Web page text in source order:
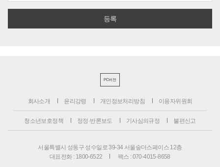
PC버전
회사소개 윤리강령 개인정보처리방침 이용자위원회
청소년보호정책 정정·반론보도 기사심의규정 불편신고
서울특별시 성동구 성수일로 39-34 서울숲더스페이스 12층
대표전화 : 1800-6522
팩스 : 070-4015-8658